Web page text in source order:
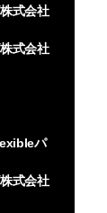
会社
式会社
パ
式会社